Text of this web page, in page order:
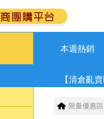
本週熱銷
【清倉亂
限量優惠區